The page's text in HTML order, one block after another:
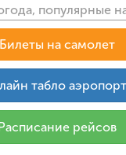
популярные
Билеты на самолет
табло
Расписание рейсов